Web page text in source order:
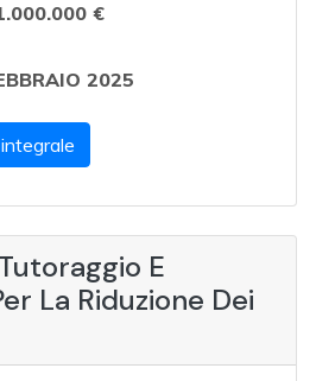
€
2025
E
La Riduzione Dei